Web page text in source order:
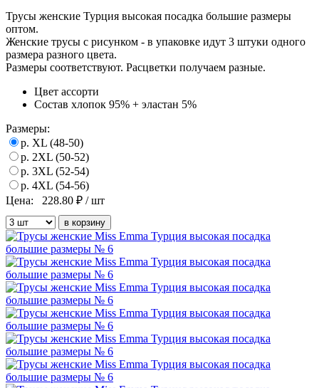
Трусы женские Турция высокая посадка большие размеры
оптом.
Женские трусы с рисунком - в упаковке идут 3 штуки одного
размера разного цвета.
Размеры соответствуют. Расцветки получаем разные.
Цвет ассорти
Состав хлопок 95% + эластан 5%
Размеры:
р. XL (48-50)
р. 2XL (50-52)
р. 3XL (52-54)
р. 4XL (54-56)
Цена:
228.80 ₽ / шт